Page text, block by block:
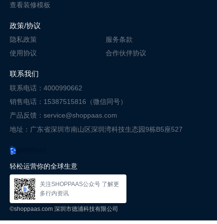
轻松运营你的全球生意
关注SHOPPAAS公众号 了解更
多行内资讯
©shoppaas.com 深圳市德浦科技有限公司
查看装修模板
政策/协议
隐私政策
服务条款
使用协议
合作伙伴协议
联系我们
联系电话：4000990662
销售电话：15387515816（微信同号）
产品反馈：service@shoppaas.com
地址：广东省深圳市南山区深圳湾科技生态园9栋B5座527